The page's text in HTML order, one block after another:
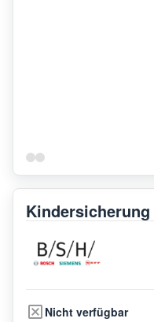
Kindersicherung
Nicht verfügbar